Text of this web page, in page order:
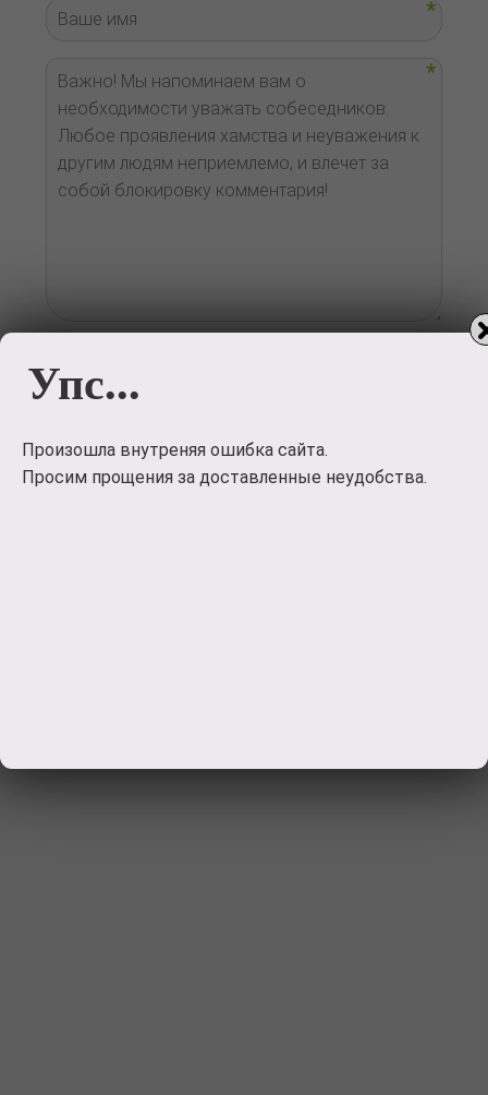
Упс...
Произошла внутреняя ошибка сайта.
Просим прощения за доставленные неудобства.